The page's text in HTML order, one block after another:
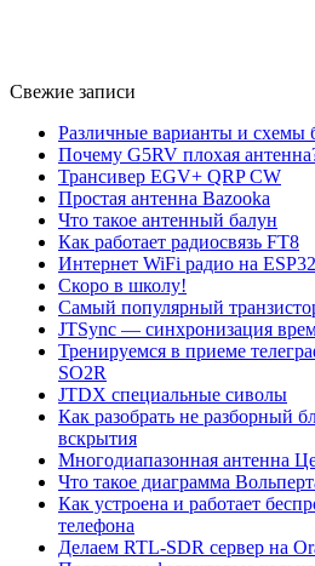
Свежие записи
Различные варианты и схемы
Почему G5RV плохая
Трансивер EGV+ QRP CW
Простая антенна Bazooka
Что такое антенный балун
Как работает радиосвязь FT8
Интернет WiFi радио на
Скоро в школу!
Самый популярный
JTSync — синхронизация
Тренируемся в приеме
SO2R
JTDX специальные сиволы
Как разобрать не разборный
вскрытия
Многодиапазонная антенна
Что такое диаграмма
Как устроена и работает
телефона
Делаем RTL-SDR сервер на